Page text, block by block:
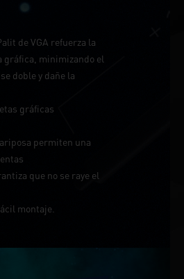
de VGA refuerza la
gráfica, minimizando el
doble y dañe la
gráficas
permiten una
que no se raye el
montaje.